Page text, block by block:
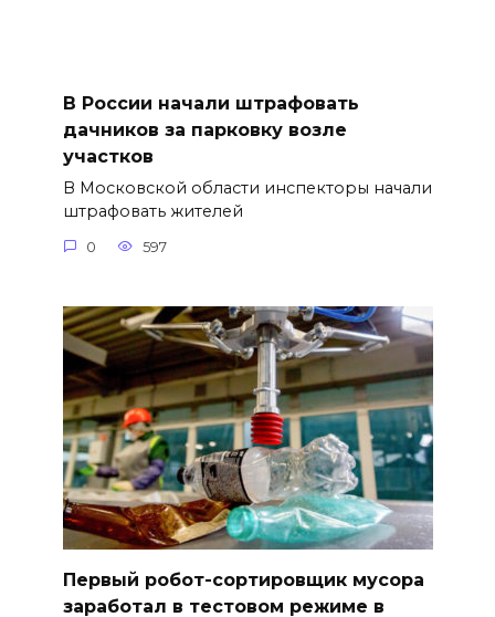
В России начали штрафовать
дачников за парковку возле
участков
В Московской области инспекторы начали
штрафовать жителей
0 597
Первый робот-сортировщик мусора
заработал в тестовом режиме в